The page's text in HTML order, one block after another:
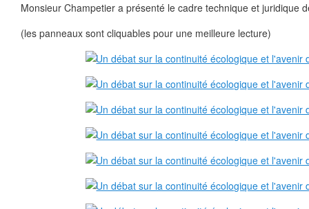
Monsieur Champetier a présenté le cadre technique et juridique
(les panneaux sont cliquables pour une meilleure lecture)